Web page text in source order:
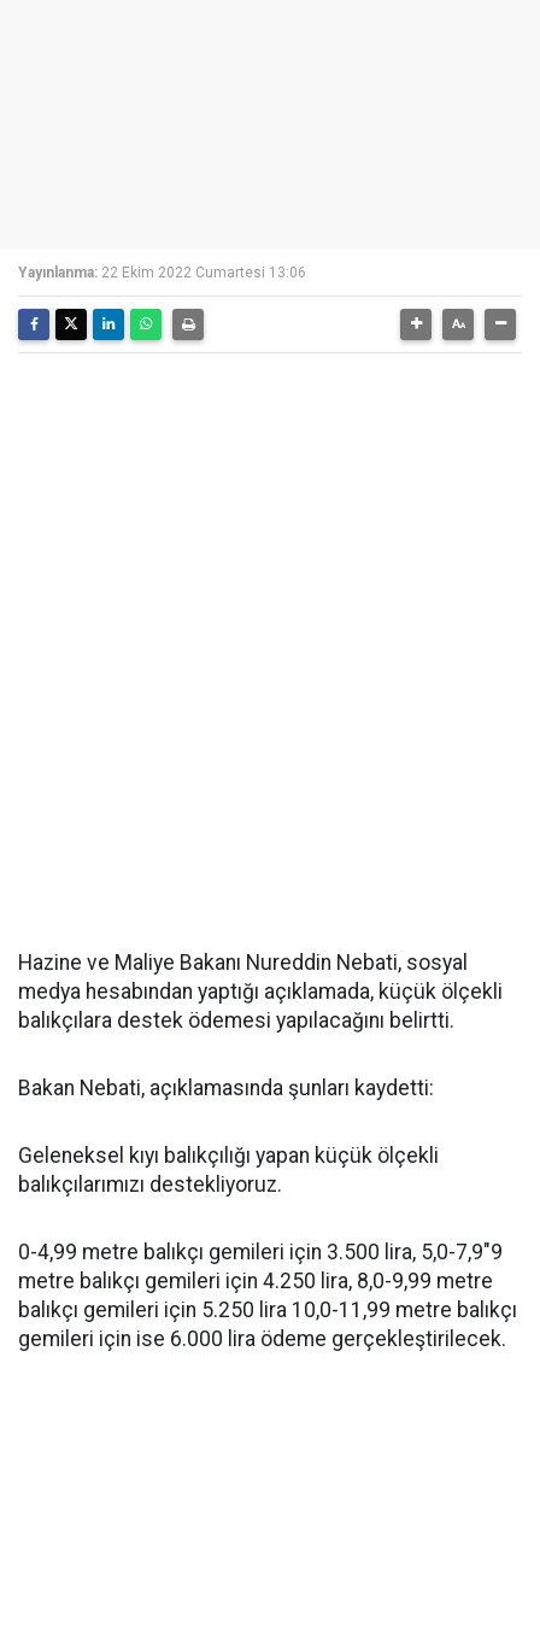
Yayınlanma: 22 Ekim 2022 Cumartesi 13:06
Hazine ve Maliye Bakanı Nureddin Nebati, sosyal
medya hesabından yaptığı açıklamada, küçük ölçekli
balıkçılara destek ödemesi yapılacağını belirtti.
Bakan Nebati, açıklamasında şunları kaydetti:
Geleneksel kıyı balıkçılığı yapan küçük ölçekli
balıkçılarımızı destekliyoruz.
0-4,99 metre balıkçı gemileri için 3.500 lira, 5,0-7,9"9
metre balıkçı gemileri için 4.250 lira, 8,0-9,99 metre
balıkçı gemileri için 5.250 lira 10,0-11,99 metre balıkçı
gemileri için ise 6.000 lira ödeme gerçekleştirilecek.